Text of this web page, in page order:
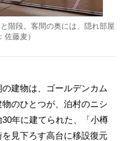
階段。客間の奥には、隠れ部屋
佐藤麦）
建物は、ゴールデンカム
のひとつが、泊村のニシ
年に建てられた、「小樽
見下ろす高台に移設復元